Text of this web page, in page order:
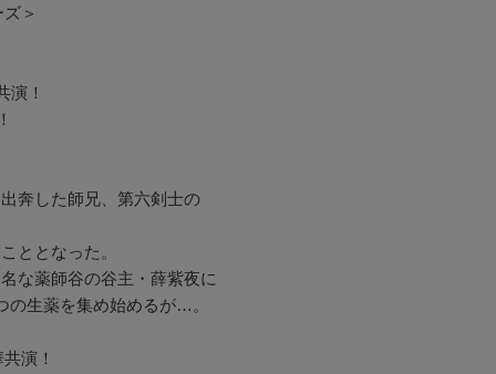
＞
演！
奔した師兄、第六剣士の
ととなった。
な薬師谷の谷主・薛紫夜に
の生薬を集め始めるが…。
演！